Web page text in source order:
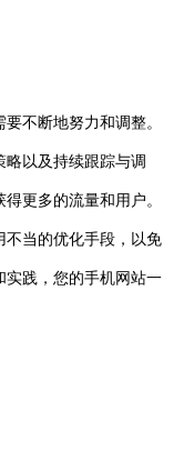
不断地努力和调整。
以及持续跟踪与调
更多的流量和用户。
不当的优化手段，以免
实践，您的手机网站一